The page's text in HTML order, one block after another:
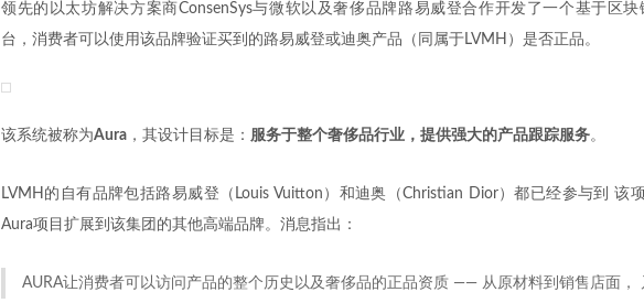
领先的以太坊解决方案商ConsenSys与微软以及奢侈品牌路易威登合作开发了一个基于区
台，消费者可以使用该品牌验证买到的路易威登或迪奥产品（同属于LVMH）是否正品。
该系统被称为Aura ，其设计目标是： 服务于整个奢侈品行业，提供强大的产品跟踪服务。
LVMH的自有品牌包括路易威登（Louis Vuitton）和迪奥（Christian Dior）都已经参与到 该
Aura项目扩展到该集团的其他高端品牌。消息指出：
AURA让消费者可以访问产品的整个历史以及奢侈品的正品资质 —— 从原材料到销售店面，